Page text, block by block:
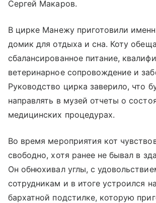
Сергей Макаров.
В цирке Манежу приготовили
домик для отдыха и сна. Коту
сбалансированное питание,
ветеринарное сопровождение и
Руководство цирка заверило, что
направлять в музей отчеты о
медицинских процедурах.
Во время мероприятия кот
свободно, хотя ранее не бывал в
Он обнюхивал углы, с
сотрудникам и в итоге устроился
бархатной подстилке, которую